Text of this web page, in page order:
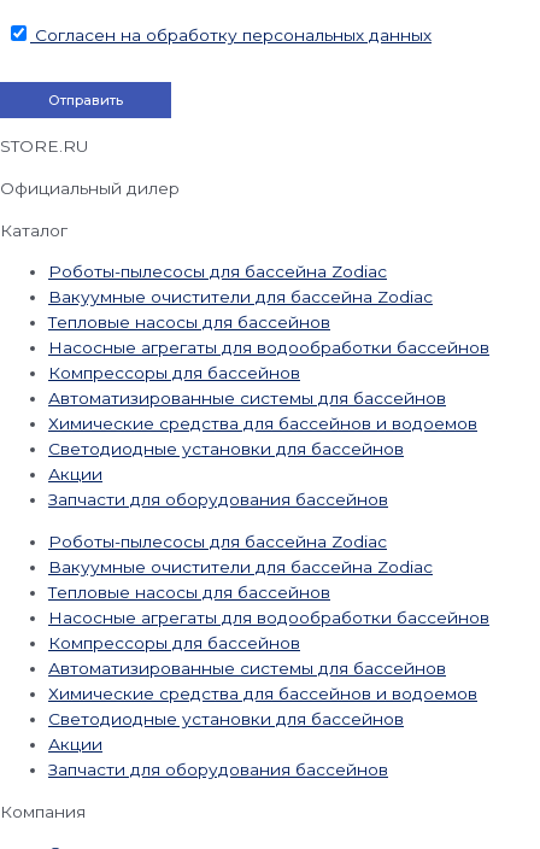
Согласен на обработку персональных данных
STORE.RU
Официальный дилер
Каталог
Роботы-пылесосы для бассейна Zodiac
Вакуумные очистители для бассейна Zodiac
Тепловые насосы для бассейнов
Насосные агрегаты для водообработки бассейнов
Компрессоры для бассейнов
Автоматизированные системы для бассейнов
Химические средства для бассейнов и водоемов
Светодиодные установки для бассейнов
Акции
Запчасти для оборудования бассейнов
Роботы-пылесосы для бассейна Zodiac
Вакуумные очистители для бассейна Zodiac
Тепловые насосы для бассейнов
Насосные агрегаты для водообработки бассейнов
Компрессоры для бассейнов
Автоматизированные системы для бассейнов
Химические средства для бассейнов и водоемов
Светодиодные установки для бассейнов
Акции
Запчасти для оборудования бассейнов
Компания